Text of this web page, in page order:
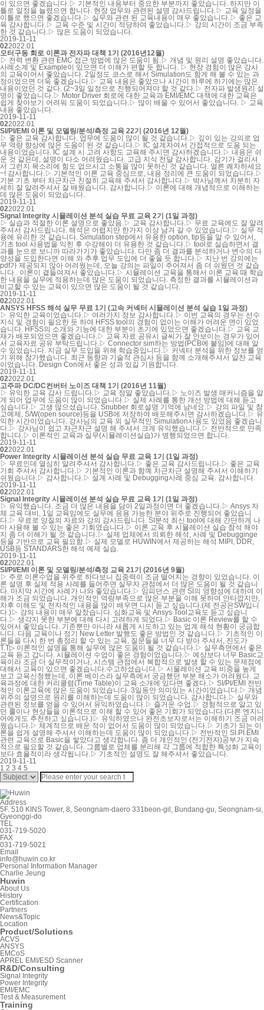
이 있으면 좋겠습니다.▷ 기본적인 내용부터 중요한 부분까지 좋았습니다. 하지만 이
틀로 일정을 늘렸으면 합니다. 현장 업무와 관련된 설명 감사드립니다.▷ 교육 일정을
이틀로 했으면 좋겠습니다.▷ 실무와 관련 된 교육내용이 매우 좋았습니다.▷ 좋은 교
육 감사합니다.▷ 교육 수준 및 시간이 적당하여 좋았습니다.▷ 강의 시간이 조금 부족
한 것 같습니다.▷ 많은 도움이 되었습니다.
2019-11-11
022022.01
모터구동 회로 이론과 전자파 대책 1기 (2016년12월)
▷ 전력 변환 관련 EMC 접근 방법에 많은 도움이 됨.▷ 개념 및 원리 설명 좋았습니다.
사례소계 및 Example이 있으면 더 이해가 편할 듯 합니다. ▷ 현장 경험이 많은 강사
의 교육이어서 좋았습니다. 2일정도 코스로 해서 Simulation도 함게 해 볼 수 있는 과
정이었으면 더욱 좋겠습니다.▷ 교육 내용은 좋았으나 시간이 하루에 하기에는 많은
내용이었던 것 같다. (2~3일 일정으로 진행되어져야 할 것 같다.▷ 전자파 발생원리 설
명이 좋았습니다.▷ Motor Driver 회로에 대한 교육과 EMI/EMC 대책에 대한 교육은
쉽게 찾아보기 어려워 도움이 되었습니다.▷ 많이 배울 수 있어서 좋았습니다. ▷ 교육
내용 좋았습니다.
2019-11-11
022022.01
SI/PI/EMI 이론 및 모델링/분석/측정 교육 22기 (2016년 12월)
▷ 좋은 교육 감사합니다. 업무에 도움이 많이 될 것 같습니다.▷ 깊이 있는 강의로 업
무 역량 향상에 많은 도움이 된 것 같습니다.▷ IC 설계자여서 간접적으로 도움 되는
내용이었습니다. IC 설계 시 고려 사항도 교육해 주시면 감사하겠습니다.▷ 내용은 쉬
운 것 같은데, 설명이 다소 어려웠습니다. 고급 지식 전달 감사합니다. 감기가 걸리셔
서 그런지 목소리에 힘도 없으시고 소통을 많이 못하신 것 같습니다. 얼른 쾌차하세요
~! 감사합니다.▷ 기본적인 이론 교육 중심으로, 내용 정리에 큰 도움이 되었습니다.▷
기본 기초 부터 차근차근 친절히 교육해 주셔서 감사합니다.▷ 박사님께서 차분히 자
세히 잘 알려주셔서 잘 배웠습니다. 감사합니다.▷ 이론에 대해 개념적으로 이해하는
데 많은 도움이 되었습니다.
2019-11-11
022022.01
Signal Integrity 시뮬레이션 분석 실습 무료 교육 2기 (1일 과정)
▷ 실습과 적절한 이론 설명으로 좋았음.▷ 교육 감사합니다.▷ 무료 교육에도 잘 알려
주셔서 감사드립니다. 해석은 어렵지만 한가지 이상 남겨 갈 수 있었습니다.▷ 실무 적
용에 유리한 것 같습니다. Simulation step에서 유용한 option, tip등을 알 수 있어서,
기초 tool 사용법을 익힌 후 수강해야 더 유용한 것 같습니다.▷ tool로 실습하면서 결
과를 눈으로 보니까 따라가기가 좋았습니다. 다만 좀 더 결과를 분석하거나 변수의 다
양성을 도입한다면 이해 와 추후 업무 도입에 더 좋을 듯 합니다.▷ 지난 번 강의에는
pdf가 제공되지 않아 어려웠는데, 오늘 강의는 파일이 주어져서 좀 더 쉬웠던 것 같습
니다.. 이론이 곁들여져서 좋았습니다.▷ 시뮬레이션 교육을 통해서 이론 교육 때 학습
한 내용을 실무에 적용하는데 많은 도움이 되었습니다. 측정한 결과를 시뮬레이션과
비교할 수 있는 교육이 있으면 많은 도움이 될 것 같습니다.
2019-11-11
022022.01
ANSYS HFSS 해석 실무 무료 1기 (고속 커넥터 시뮬레이션 분석 실습 1일 과정)
▷ 유익한 교육이었습니다.▷ 여러가지 정보 감사합니다.▷ 이번 교육의 경우는 선수
지식 및 경험이 필요한 듯 하여 HFSS tool의 경험이 없이는 이해가 어려운 면이 있었
습니다. HFSS의 소개와 기능에 대한 부분이 초기에 있었으면 좋겠습니다.▷ 교육 교
재가 배포되었으면 좋겠습니다.▷ 교육 자료 공유시 글씨가 잘 안보이는 경우가 있어
서 교육자료 공유 부탁드립니다.▷ Connector sim하는 방법(PCB에 붙임)에 대해 알
수 있었습니다. 지금 실무 도입을 위해 학습중입니다.▷ 커넥터 분석을 위한 정보를 얻
기 위해 참가했습니다. 최근 동향과 기술적 관심사 등을 함께 소개해주셔서 알찬 교육
이었습니다. Design Con에서 좋은 성과 있길 기원합니다.
2019-11-11
022022.01
고주파 DC/DC컨버터 노이즈 대책 1기 (2016년 11월)
▷ 유익한 교육 감사 드립니다.▷ 교육 정말 좋았습니다.▷ 노이즈 발생 매커니즘을 알
게 되어 업무에 도움이 많이 되었습니다.▷ 실제 사례를 통한 개선 방법에 대해 듣고
싶습니다.▷ 고생 많으셨습니다. Snubber 회로설명 기억에 남네요.▷ 강의 파일 및 참
고예제, S/W(open source)등을 USB에 저장하여 배포해주시면 감사하겠습니다.▷ 유
익한 시간이었습니다. 강사님의 교육 외 실무적인 Simulation사용도 있었음 좋겠습니
다.▷ 강사님이 쉽고 차근차근 설명 해 주셔서 크게 유익했습니다.▷ 전반적으로 만족
합니다.▷ 이론적인 교육과 실무(시뮬레이션실습)가 병행되었으면 합니다.
2019-11-11
022022.01
Power Integrity 시뮬레이션 분석 실습 무료 교육 1기 (1일 과정)
▷ 무료인데 열심히 알려주셔서 감사합니다.▷ 좋은 교육 감사드립니다.▷ 좋은 교육
기회 주셔서 감사합니다.▷ 기본적인 이론과 함꼐 차근차근 설명해 주셔서 이해하기
쉬웠습니다.▷ 감사합니다.▷ 설계 사례 및 Debugging사례 중심 교육. 감사합니다.
2019-11-11
022022.01
Signal Integrity 시뮬레이션 분석 실습 무료 교육 1기 (1일 과정)
▷ 유익했습니다. 조금 더 많은 내용을 담아 2일과정이면 더 좋겠습니다.▷ Ansys 자
체 교육 대비, 1일 교육임에도 실무에 응용 가능한 분야 위주로 진행되어 좋았습니
다.▷ 무료로 양질의 자료와 강의 감사드립니다. SI분석 최신 tool에 대해 간단하게 나
마 사용해 볼 수 있는 좋은 기회였습니다.▷ 이론 교육 후 시뮬레이션 실습 참석 해야
지 좀 더 이해가 될 것 같습니다.▷ 실제 업체에서 의뢰한 해석, 사례 및 Debugginge
등을 기반으로 교육 필요함.▷ 실제 모델로 HUWIN에서 제공하는 해석 MIPI, DDR,
USB등 STANDARS한 해석 예제 실습.
2019-11-11
022022.01
SI/PI/EMI 이론 및 모델링/분석/측정 교육 21기 (2016년 9월)
▷ 주로 이론수업을 위주로 하다보니 집중력이 조금 떨어지는 경향이 있었습니다. 이
론 설명 후 실제 적용 사례를 들어주면 실무자 관점에서 더 많은 도움이 될 것 같습니
다. 마지막 시간에 사례가 나와 좋았습니다.▷ 임피던스 관련 SI의 영향성에 대하여 이
해가 조금 되었습니다. 개인적인 역량부족으로 많은 부분을 이해 못하여 안타깝지만,
차후 이해도 및 전자적인 내용을 많이 배우면 다시 듣고 싶습니다.(제 전공은SW입니
다.)▷ 강의 내용이 매우 알찼습니다. 심화교육 및 Ansys Tool교육도 듣고 싶습니
다.▷ 생각지 못한 부분에 대해 다시 고려하게 되었다.▷ Basic 이론 Review를 할 수
있어서 좋았습니다. 기존뿐만 아니라 새롭게 시도하고 있는 업계 해석 현황이 궁금합
니다. 다음 교육이나 정기 New Letter 발행도 좋은 방법인 것 같습니다.▷ 기초적인 이
론들을 다시 한 번 총정리 할 수 있는 교육, 질문들을 너무 다 받아 주셔서, 진도가
T.T▷ 이론적인 설명을 통해 실무에 많은 도움이 될 것 같습니다.▷ 실무측면에서 좋은
교육 듣고 갑니다. 시뮬레이션 수업이 좋은 경험이었습니다.▷ 예상보다 너무 Basic교
육이라 조금 더 실무적이거나, 시스템 관점에서 복합적으로 발생 할 수 있는 문제점에
대해서 교육이 있으면 좋겠습니다.수고하셨습니다.▷ 시물레이션 교육 비중을 높게
보고 교육신청했는데, 이론 베이스라 실무측에서 궁금했던 부분 해소가 어려웠다. 교
육과정에 대한 커리쿨렴(Time Table)이 교육 소개에 있다면 좋겠다.▷ SI/PI/EMI 전반
적인 이론교육에 많은 도움이 되었습니다. 3일동안 의미있는 시간이었습니다.▷ 개념
위주의 설명으로 원리를 이해하는데 도움이 많이 되었습니다. 감사합니다.▷ 실무와
관련된 정보를 얻을 수 있어서 유익하였습니다.▷ 즐거운 수업.▷ 경험적으로 알고 있
던 룰이나 현상들을 이론적으로 이해 할 수 있어 좋은 기회가 되었습니다.(다른 엔지니
어에게도 추천하고 싶습니다.)▷ 유익하였으나 완전초보자로서는 이해하기 조금 어려
웠습니다.▷ 체계적으로 배운 적이 없어서 도움이 많이 되었습니다.▷ 기초가 되는 이
론을 쉽게 설명해 주셔서 이해하는데 도움이 많이 되었습니다.▷ 전반적인 SI.PI.EMI
관련 교육으로 Basic을 쌓았다고 생각합니다. 좀 더 개인적인 (전기전자)공부가 지속
적으로 필요할 것 같습니다. 그룹별로 업체를 분리해 각 그룹에 적합한 특성화 교육이
보다 효율적이라 생각됩니다.▷ 기초적인 설명도 잘 해주셔서 좋았습니다.
2019-11-11
1 2 3 4 5
Address
5F. 510 KINS Tower, 8, Seongnam-daero 331beon-gil, Bundang-gu, Seongnam-si,
Gyeonggi-do
TEL
031-719-5020
FAX
031-719-5021
Email
info@huwin.co.kr
Personal Information Manager
Charlie Jeung
Huwin
About Us
History
Certification
Partners
News&Topic
Location
Product/Solutions
ACVS
ANSYS
EMCoS
APREL EMI/ESD Scanner
R&D/Consulting
Signal Integrity
Power Integrity
EMI/EMC
Test & Measurement
Training